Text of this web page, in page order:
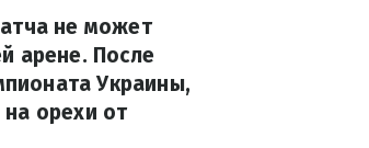
не может
арене. После
Украины,
орехи от